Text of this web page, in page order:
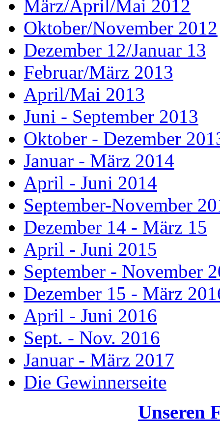
März/April/Mai 2012
Oktober/November 2012
Dezember 12/Januar 13
Februar/März 2013
April/Mai 2013
Juni - September 2013
Oktober - Dezember
Januar - März 2014
April - Juni 2014
September-November
Dezember 14 - März 15
April - Juni 2015
September - November
Dezember 15 - März
April - Juni 2016
Sept. - Nov. 2016
Januar - März 2017
Die Gewinnerseite
Unseren